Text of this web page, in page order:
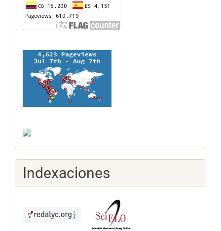
Indexaciones